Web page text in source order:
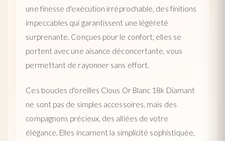
une finesse d'exécution irréprochable, des finitions
impeccables qui garantissent une légèreté
surprenante. Conçues pour le confort, elles se
portent avec une aisance déconcertante, vous
permettant de rayonner sans effort.
Ces boucles d'oreilles Clous Or Blanc 18k Diamant
ne sont pas de simples accessoires, mais des
compagnons précieux, des alliées de votre
élégance. Elles incarnent la simplicité sophistiquée,